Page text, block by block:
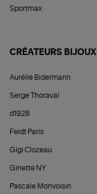
Sportmax
CRÉATEURS BIJOUX
Aurélie Bidermann
Serge Thoraval
d1928
Feidt Paris
Gigi Clozeau
Ginette NY
Pascale Monvoisin